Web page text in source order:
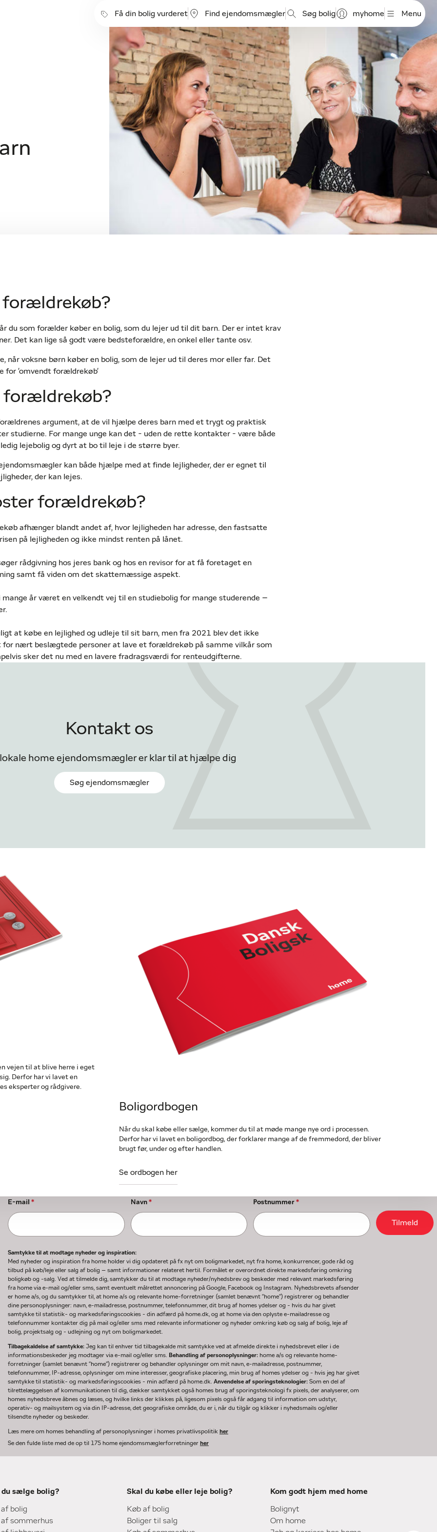
Få din bolig vurderet Find ejendomsmægler Søg bolig myhome Menu
forældrekøb?
du som forælder køber en bolig, som du lejer ud til dit barn. Der er intet krav
Det kan lige så godt være bedsteforældre, en onkel eller tante osv.
når voksne børn køber en bolig, som de lejer ud til deres mor eller far. Det
for 'omvendt forældrekøb'
forældrekøb?
argument, at de vil hjælpe deres barn med et trygt og praktisk
studierne. For mange unge kan det - uden de rette kontakter - være både
lejebolig og dyrt at bo til leje i de større byer.
kan både hjælpe med at finde lejligheder, der er egnet til
der kan lejes.
forældrekøb?
afhænger blandt andet af, hvor lejligheden har adresse, den fastsatte
på lejligheden og ikke mindst renten på lånet.
rådgivning hos jeres bank og hos en revisor for at få foretaget en
samt få viden om det skattemæssige aspekt.
mange år været en velkendt vej til en studiebolig for mange studerende –
at købe en lejlighed og udleje til sit barn, men fra 2021 blev det ikke
for nært beslægtede personer at lave et forældrekøb på samme vilkår som
sker det nu med en lavere fradragsværdi for renteudgifterne.
Kontakt os
lokale home ejendomsmægler er klar til at hjælpe dig
Søg ejendomsmægler
vejen til at blive herre i eget
Derfor har vi lavet en
eksperter og rådgivere.
Boligordbogen
Når du skal købe eller sælge, kommer du til at møde mange nye ord i processen.
Derfor har vi lavet en boligordbog, der forklarer mange af de fremmedord, der bliver
brugt før, under og efter handlen.
Se ordbogen her
E-mail * Navn * Postnummer*
Tilmeld
Samtykke til at modtage nyheder og inspiration:
Med nyheder og inspiration fra home holder vi dig opdateret på fx nyt om boligmarkedet, nyt fra home, konkurrencer, gode råd og
tilbud på køb/leje eller salg af bolig – samt informationer relateret hertil. Formålet er overordnet direkte markedsføring omkring
boligkøb og -salg. Ved at tilmelde dig, samtykker du til at modtage nyheder/nyhedsbrev og beskeder med relevant markedsføring
fra home via e-mail og/eller sms, samt eventuelt målrettet annoncering på Google, Facebook og Instagram. Nyhedsbrevets afsender
er home a/s, og du samtykker til, at home a/s og relevante home-forretninger (samlet benævnt "home") registrerer og behandler
dine personoplysninger: navn, e-mailadresse, postnummer, telefonnummer, dit brug af homes ydelser og - hvis du har givet
samtykke til statistik- og markedsføringscookies - din adfærd på home.dk, og at home via den oplyste e-mailadresse og
telefonnummer kontakter dig på mail og/eller sms med relevante informationer og nyheder omkring køb og salg af bolig, leje af
bolig, projektsalg og - udlejning og nyt om boligmarkedet.
Tilbagekaldelse af samtykke:Jeg kan til enhver tid tilbagekalde mit samtykke ved at afmelde direkte i nyhedsbrevet eller i de
informationsbeskeder jeg modtager via e-mail og/eller sms. Behandling af personoplysninger: home a/s og relevante home-
forretninger (samlet benævnt "home") registrerer og behandler oplysninger om mit navn, e-mailadresse, postnummer,
telefonnummer, IP-adresse, oplysninger om mine interesser, geografiske placering, min brug af homes ydelser og - hvis jeg har givet
samtykke til statistik- og markedsføringscookies - min adfærd på home.dk. Anvendelse af sporingsteknologier:Som en del af
tilrettelæggelsen af kommunikationen til dig, dækker samtykket også homes brug af sporingsteknologi fx pixels, der analyserer, om
homes nyhedsbreve åbnes og læses, og hvilke links der klikkes på, ligesom pixels også får adgang til information om udstyr,
operativ- og mailsystem og via din IP-adresse, det geografiske område, du er i, når du tilgår og klikker i nyhedsmails og/eller
tilsendte nyheder og beskeder.
Læs mere om homes behandling af personoplysninger i homes privatlivspolitik her
Se den fulde liste med de op til 175 home ejendomsmæglerforretninger her
du sælge bolig?
bolig
af sommerhus
Skal du købe eller leje bolig?
Køb af bolig
Boliger til salg
Kom godt hjem med home
Bolignyt
Om home